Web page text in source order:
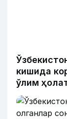
кишида
ўлим